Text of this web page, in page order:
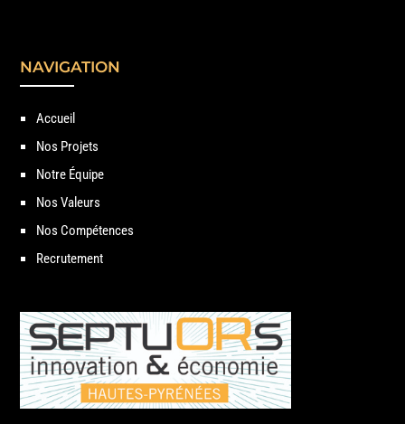
NAVIGATION
Accueil
Nos Projets
Notre Équipe
Nos Valeurs
Nos Compétences
Recrutement